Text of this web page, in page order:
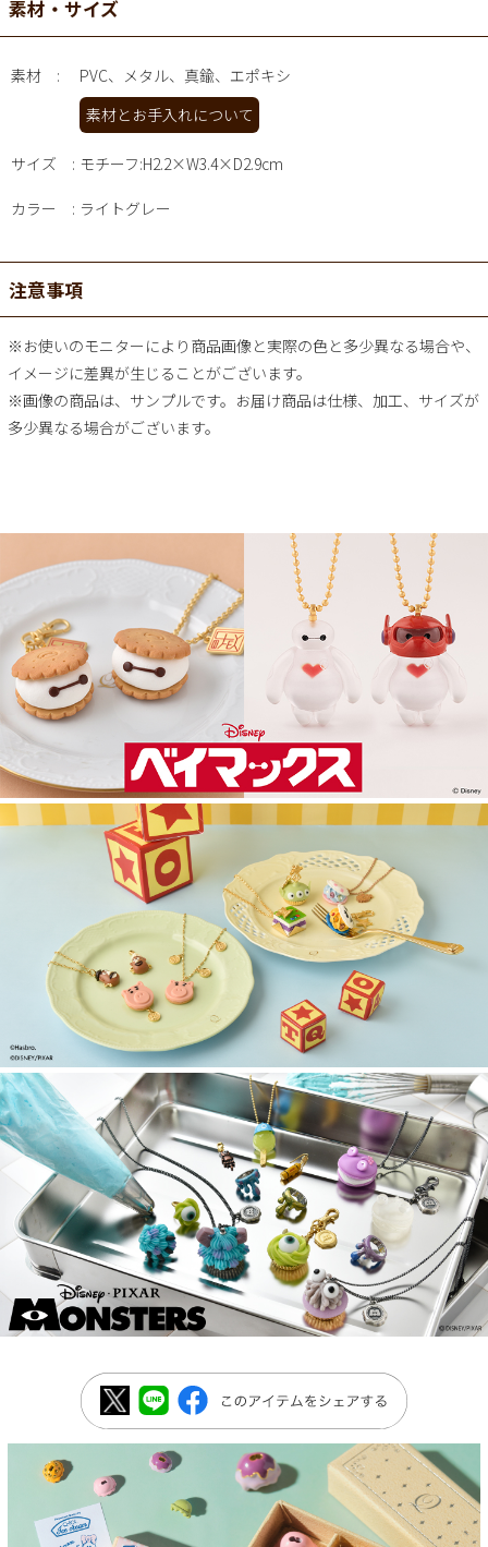
素材・サイズ
素材
PVC、メタル、真鍮、エポキシ
素材とお手入れについて
サイズ モチーフ:H2.2×W3.4×D2.9cm
カラー ライトグレー
注意事項
※お使いのモニターにより商品画像と実際の色と多少異なる場合や、
イメージに差異が生じることがございます。
※画像の商品は、サンプルです。お届け商品は仕様、加工、サイズが
多少異なる場合がございます。